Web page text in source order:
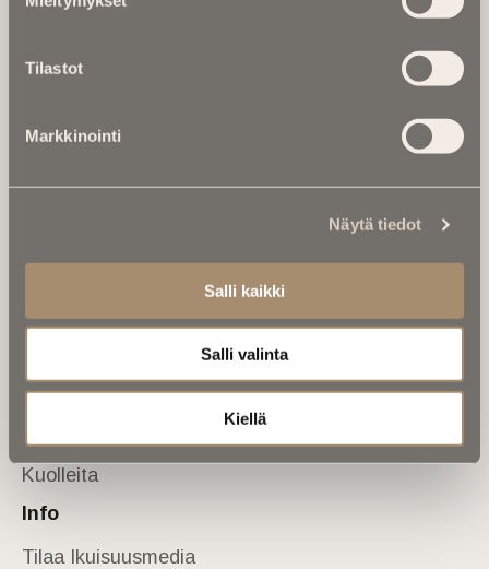
Tilastot
Markkinointi
Näytä tiedot
Salli kaikki
Salli valinta
Kiellä
valtakunnallinen mediabrändi. Julkaisemme uusimmat
kuolinuutiset ja kuolintiedot.
Anna palautetta
Muistokirjoituksia
Kuolema koskettaa
Asiantuntijoilta
Kuolleita
Info
Tilaa Ikuisuusmedia